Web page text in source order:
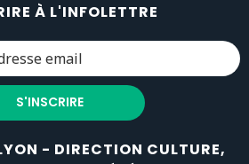
À L'INFOLETTRE
- DIRECTION CULTURE,